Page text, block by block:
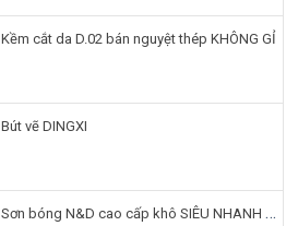
Kềm cắt da D.02 bán nguyệt thép KHÔNG GỈ
Bút vẽ DINGXI
Sơn bóng N&D cao cấp khô SIÊU NHANH giá tốt